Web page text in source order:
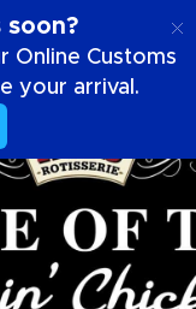
Online Customs
your arrival.